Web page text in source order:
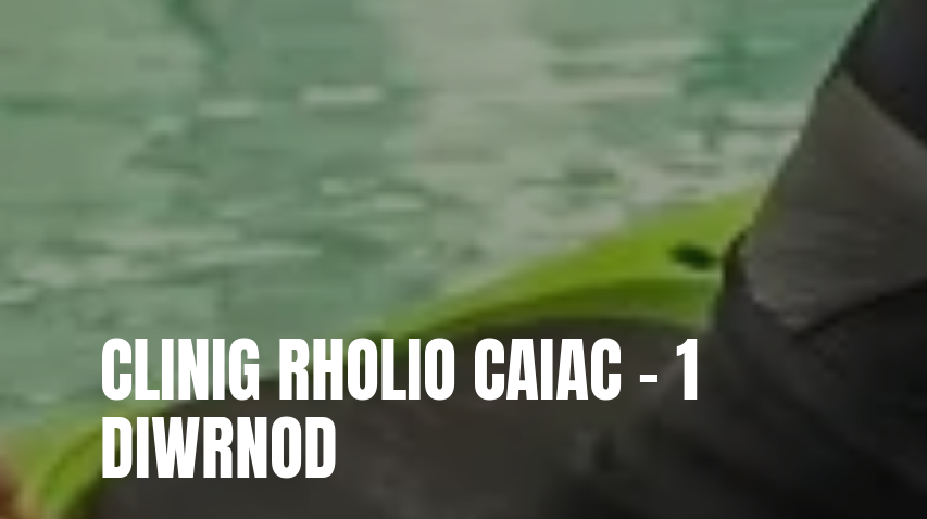
CLINIG RHOLIO CAIAC – 1
DIWRNOD